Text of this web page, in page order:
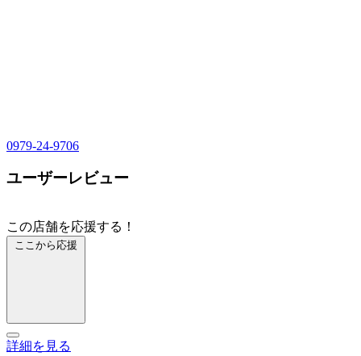
0979-24-9706
ユーザーレビュー
この店舗を応援する！
ここから応援
詳細を見る